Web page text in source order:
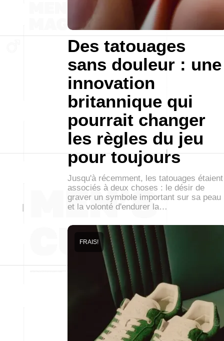
Des tatouages
sans douleur : une
innovation
britannique qui
pourrait changer
les règles du jeu
pour toujours
Jusqu'à récemment, les tatouages étaient
associés à deux choses : le désir de
graver un symbole important sur sa peau
et la volonté d'endurer la…
FRAIS!